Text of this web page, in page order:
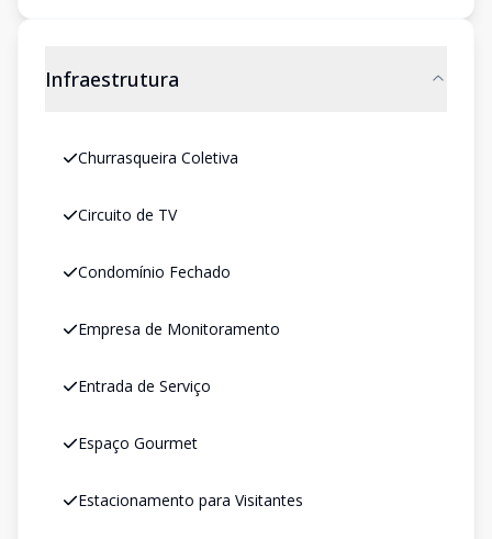
Infraestrutura
Churrasqueira Coletiva
Circuito de TV
Condomínio Fechado
Empresa de Monitoramento
Entrada de Serviço
Espaço Gourmet
Estacionamento para Visitantes